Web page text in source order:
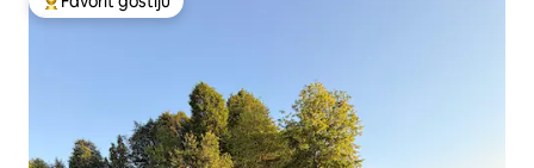
Glavni favorit gostiju